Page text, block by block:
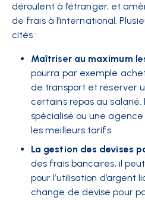
déroulent à l’étranger, et
de frais à l’international.
cités :
Maîtriser au maximum
pourra par exemple
de transport et réserver
certains repas au salarié.
spécialisé ou une
les meilleurs tarifs.
La gestion des devises
des frais bancaires, il
pour l’utilisation d’argent
change de devise pour